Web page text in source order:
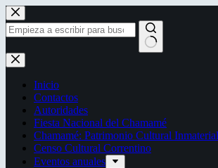
Saltar
al
contenido
Sin
resultados
Inicio
Contactos
Autoridades
Fiesta Nacional del Chamamé
Chamamé: Patrimonio Cultural
Censo Cultural Correntino
Eventos anuales